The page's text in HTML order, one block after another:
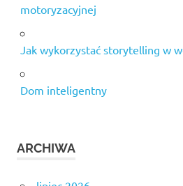
motoryzacyjnej
Jak wykorzystać storytelling w
Dom inteligentny
ARCHIWA